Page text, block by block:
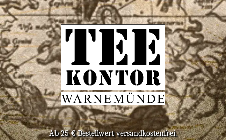
Ab 25 € Bestell­wert versandkostenfrei.